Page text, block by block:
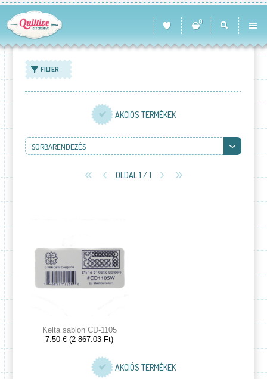
0
FILTER
AKCIÓS TERMÉKEK
SORBARENDEZÉS
OLDAL 1 / 1
Kelta sablon CD-1105
7.50 € (2 867.03 Ft)
AKCIÓS TERMÉKEK